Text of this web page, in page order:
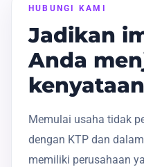
HUBUNGI KAMI
Jadikan
Anda
kenyataan
Memulai usaha tidak
dengan KTP dan
memiliki perusahaan